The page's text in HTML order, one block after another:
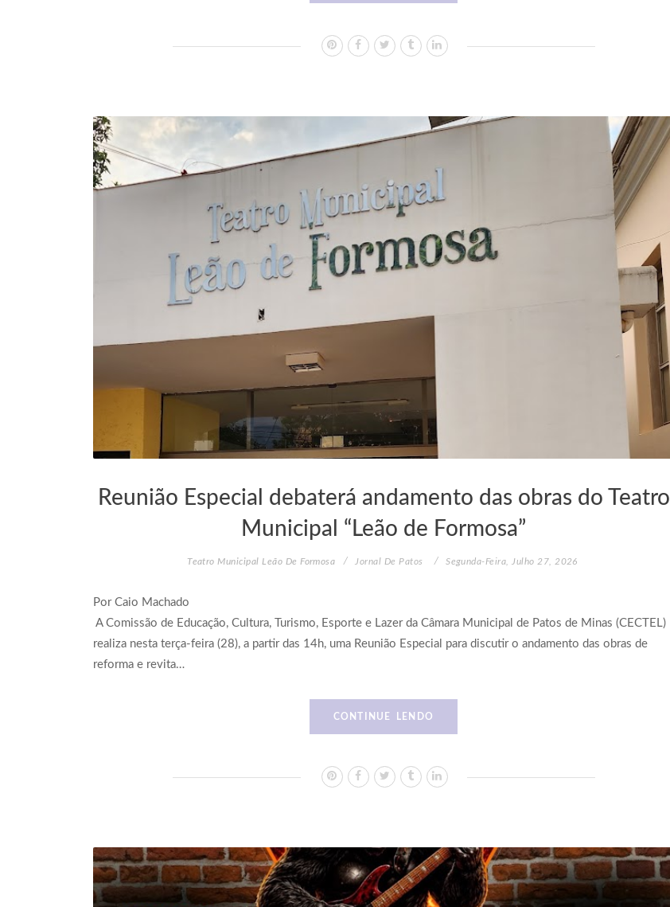
Reunião Especial debaterá andamento das obras do Teatro
Municipal “Leão de Formosa”
Teatro Municipal Leão De Formosa Jornal De Patos Segunda-Feira, Julho 27, 2026
Por Caio Machado
A Comissão de Educação, Cultura, Turismo, Esporte e Lazer da Câmara Municipal de Patos de Minas (CECTEL)
realiza nesta terça-feira (28), a partir das 14h, uma Reunião Especial para discutir o andamento das obras de
reforma e revita…
CONTINUE LENDO